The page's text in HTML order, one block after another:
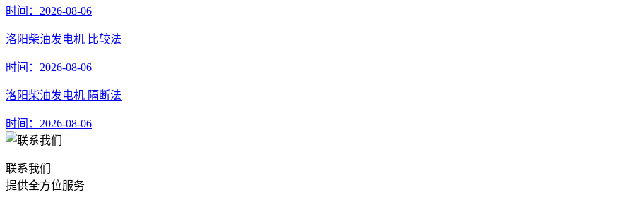
时间：2026-08-06
洛阳柴油发电机 比较法
时间：2026-08-06
洛阳柴油发电机 隔断法
时间：2026-08-06
联系我们
提供全方位服务